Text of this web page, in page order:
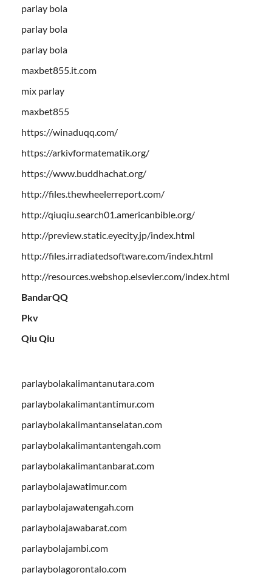
parlay bola
parlay bola
parlay bola
maxbet855.it.com
mix parlay
maxbet855
https://winaduqq.com/
https://arkivformatematik.org/
https://www.buddhachat.org/
http://files.thewheelerreport.com/
http://qiuqiu.search01.americanbible.org/
http://preview.static.eyecity.jp/index.html
http://files.irradiatedsoftware.com/index.html
http://resources.webshop.elsevier.com/index.html
BandarQQ
Pkv
Qiu Qiu
parlaybolakalimantanutara.com
parlaybolakalimantantimur.com
parlaybolakalimantanselatan.com
parlaybolakalimantantengah.com
parlaybolakalimantanbarat.com
parlaybolajawatimur.com
parlaybolajawatengah.com
parlaybolajawabarat.com
parlaybolajambi.com
parlaybolagorontalo.com